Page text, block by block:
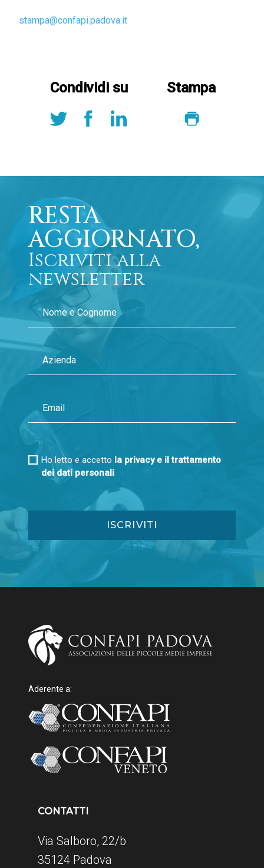
stampa@confapi.padova.it
Condividi su Stampa
RESTA
AGGIORNATO,
Iscriviti alla
newsletter
Ho letto e accetto la privacy e il trattamento
dei dati personali
Aderente a:
CONTATTI
Via Salboro, 22/b
35124 Padova